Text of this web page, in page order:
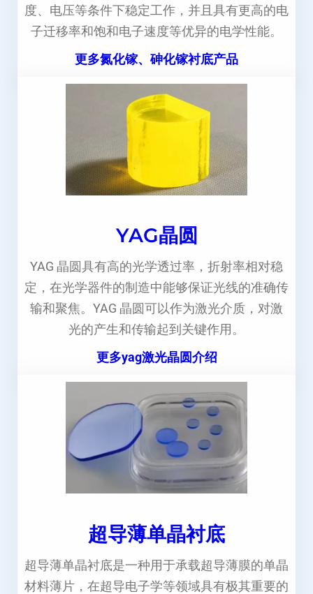
度、电压等条件下稳定工作，并且具有更高的电
子迁移率和饱和电子速度等优异的电学性能。
更多氮化镓、砷化镓衬底产品
YAG晶圆
YAG 晶圆具有高的光学透过率，折射率相对稳
定，在光学器件的制造中能够保证光线的准确传
输和聚焦。YAG 晶圆可以作为激光介质，对激
光的产生和传输起到关键作用。
更多yag激光晶圆介绍
超导薄单晶衬底
超导薄单晶衬底是一种用于承载超导薄膜的单晶
材料薄片，在超导电子学等领域具有极其重要的